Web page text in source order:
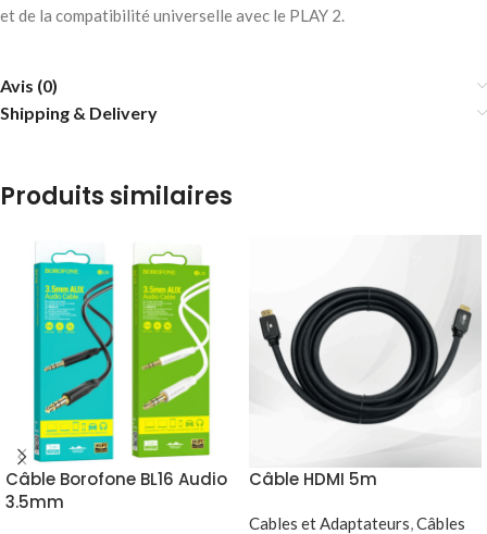
et de la compatibilité universelle avec le PLAY 2.
Avis (0)
Shipping & Delivery
Produits similaires
Câble Borofone BL16 Audio
3.5mm
Câble HDMI 5m
Cables et Adaptateurs,Câbles